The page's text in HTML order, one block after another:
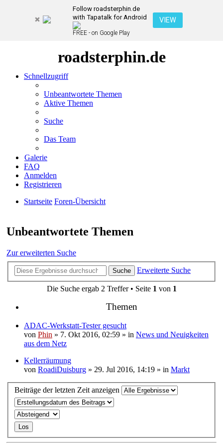
Follow roadsterphin.de
with Tapatalk for Android
FREE - on Google Play
VIEW
roadsterphin.de
Schnellzugriff
Unbeantwortete Themen
Aktive Themen
Suche
Das Team
Galerie
FAQ
Anmelden
Registrieren
Startseite Foren-Übersicht
Unbeantwortete Themen
Zur erweiterten Suche
Suche Erweiterte Suche
Die Suche ergab 2 Treffer • Seite 1 von 1
Themen
ADAC-Werkstatt-Tester gesucht
von Phin » 7. Okt 2016, 02:59 » in News und Neuigkeiten
aus dem Netz
Kellerräumung
von RoadiDuisburg » 29. Jul 2016, 14:19 » in Markt
Beiträge der letzten Zeit anzeigen